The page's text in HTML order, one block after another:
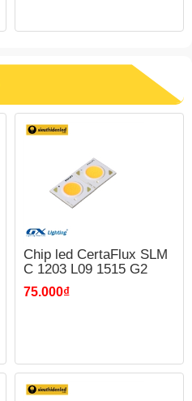
Chip led CertaFlux SLM
C 1203 L09 1515 G2
75.000₫